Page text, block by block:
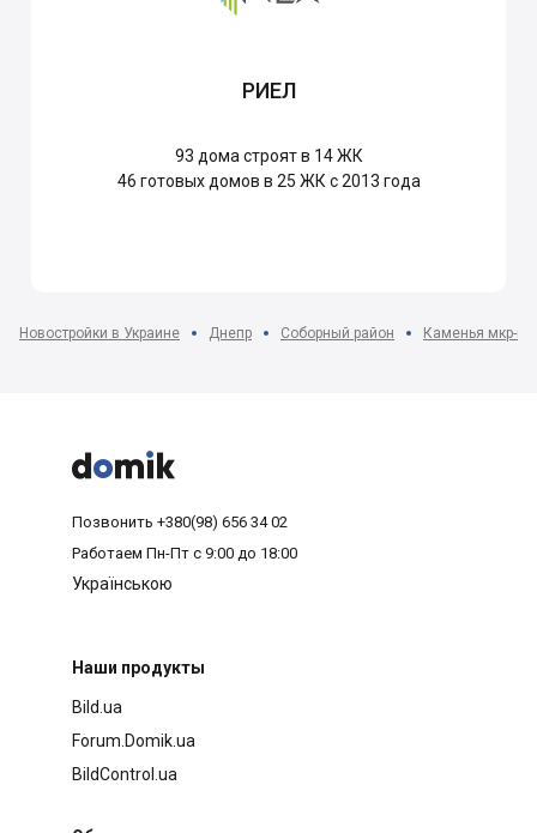
РИЕЛ
93 дома строят в 14 ЖК
46 готовых домов в 25 ЖК с 2013 года
Новостройки в Украине Днепр Соборный район Каменья мкр-н



Позвонить +380(98) 656 34 02
Работаем Пн-Пт с 9:00 до 18:00
Українською
Наши продукты
Bild.ua
Forum.Domik.ua
BildControl.ua